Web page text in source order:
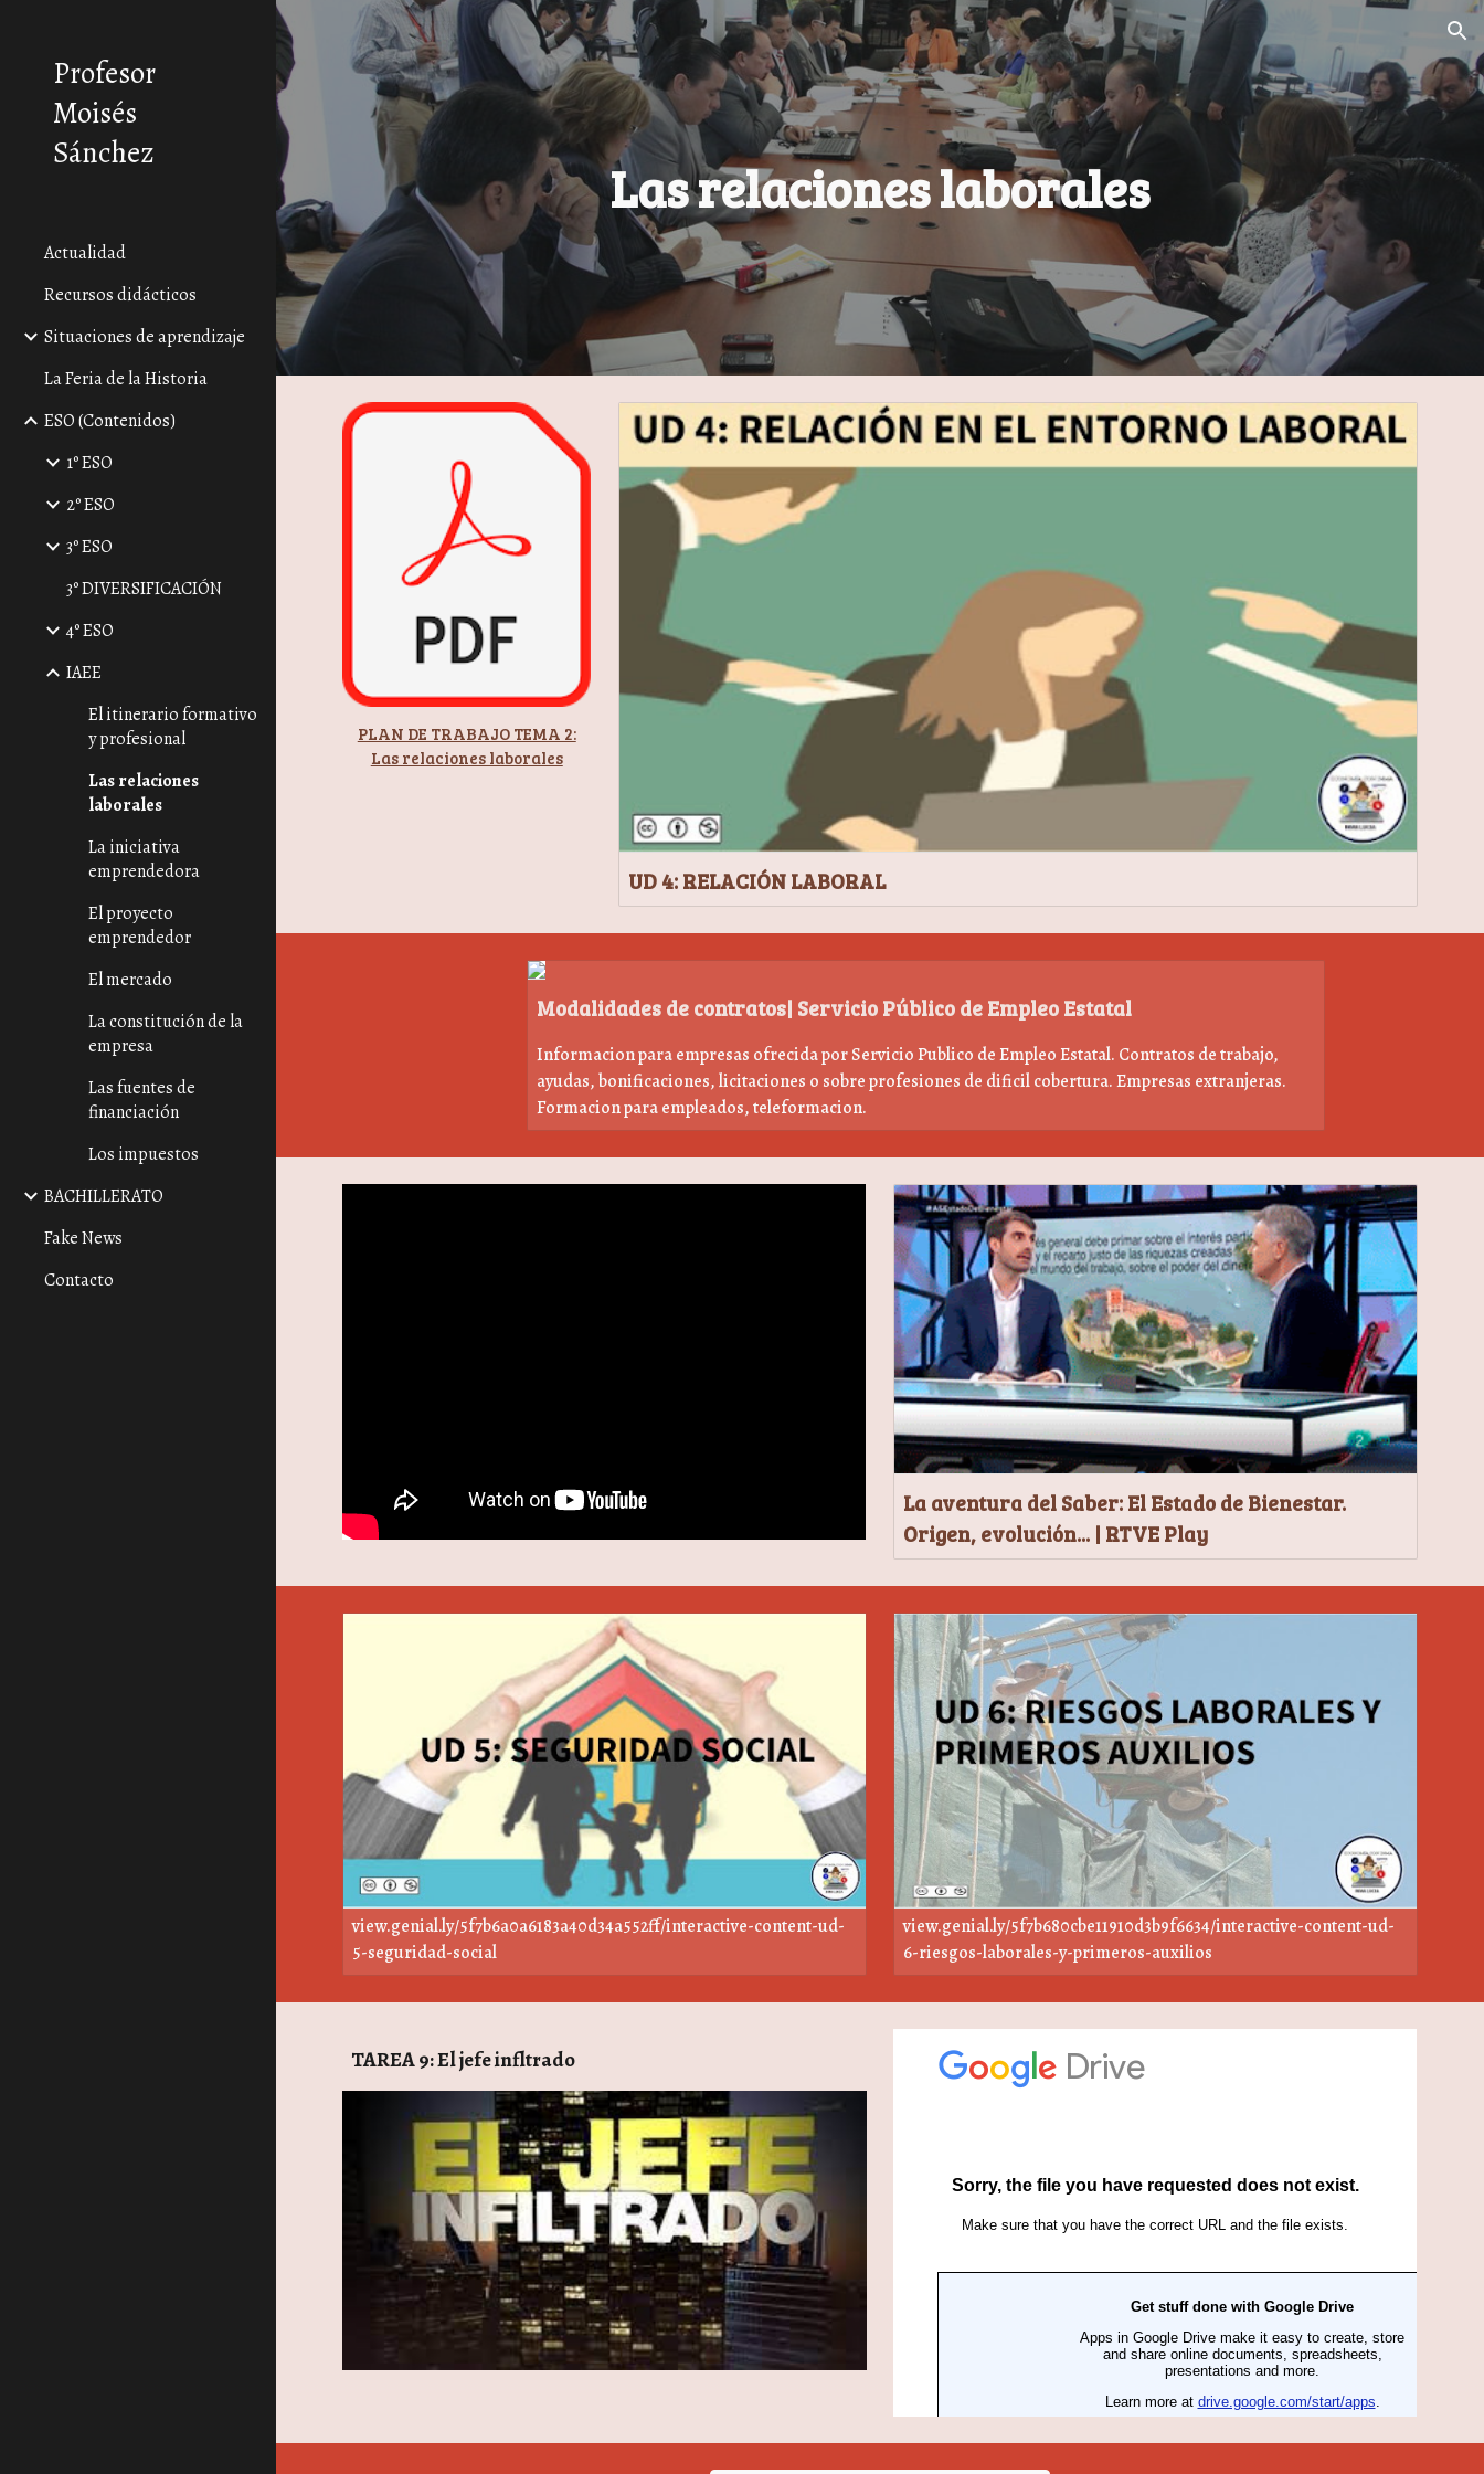
Skip to main content Skip to navigation
Profesor
Moisés
Sánchez
Actualidad
Recursos didácticos
Situaciones de aprendizaje
La Feria de la Historia
ESO (Contenidos)
1º ESO
2º ESO
3º ESO
3º DIVERSIFICACIÓN
4º ESO
IAEE
El itinerario formativo
y profesional
Las relaciones
laborales
La iniciativa
emprendedora
El proyecto
emprendedor
El mercado
La constitución de la
empresa
Las fuentes de
financiación
Los impuestos
BACHILLERATO
Fake News
Contacto
Las relaciones laborales
PLAN DE TRABAJO TEMA 2:
Las relaciones laborales
UD 4: RELACIÓN LABORAL
Modalidades de contratos| Servicio Público de Empleo Estatal
Informacion para empresas ofrecida por Servicio Publico de Empleo Estatal. Contratos de trabajo,
ayudas, bonificaciones, licitaciones o sobre profesiones de dificil cobertura. Empresas extranjeras.
Formacion para empleados, teleformacion.
La aventura del Saber: El Estado de Bienestar.
Origen, evolución... | RTVE Play
view.genial.ly/5f7b6a0a6183a40d34a552ff/interactive-content-ud-
5-seguridad-social
view.genial.ly/5f7b680cbe11910d3b9f6634/interactive-content-ud-
6-riesgos-laborales-y-primeros-auxilios
TAREA 9: El jefe infltrado